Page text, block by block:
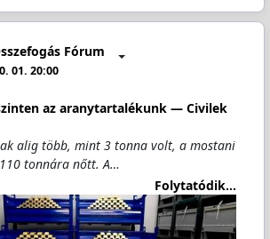
Fórum
01. 20:00
az aranytartalékunk — Civilek
alig több, mint 3 tonna volt, a mostani
tonnára nőtt. A…
Folytatódik...